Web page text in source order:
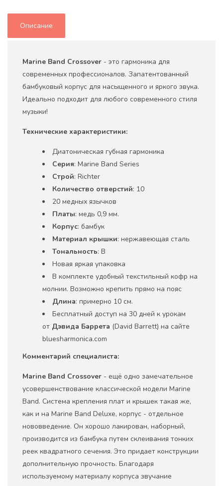
Описание
Marine Band Crossover - это гармоника для
современных профессионалов. Запатентованный
бамбуковый корпус для насыщенного и яркого звука.
Идеально подходит для любого современного стиля
музыки!
Технические характеристики:
Диатоническая губная гармоника
Серия: Marine Band Series
Строй: Richter
Количество отверстий: 10
20 медных язычков
Платы: медь 0,9 мм.
Корпус: бамбук
Материал крышки: нержавеющая сталь
Тональность: B
Новая яркая упаковка
В комплекте удобный текстильный кофр на
молнии. Возможно крепить прямо на пояс
Длина: примерно 10 см.
Бесплатный доступ на 30 дней к урокам
от Дэвида Баррета (David Barrett) на сайте
bluesharmonica.com
Комментарий специалиста:
Marine Band Crossover - ещё одно замечательное
усовершенствование классической модели Marine
Band. Система крепления плат и крышек такая же,
как и на Marine Band Deluxe, корпус - отдельное
нововведение. Он хорошо лакирован, наборный,
производится из бамбука путем склеивания тонких
реек квадратного сечения. Это придает конструкции
дополнительную прочность. Благодаря
используемому материалу корпуса звучание